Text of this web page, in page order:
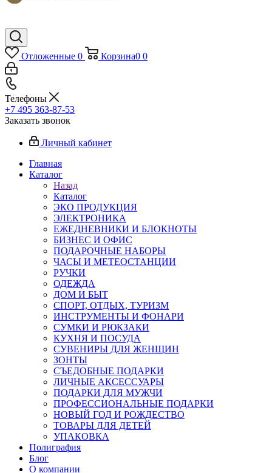
Отложенные 0 Корзина0 0
Телефоны
+7 495 363-87-53
Заказать звонок
Личный кабинет
Главная
Каталог
Назад
Каталог
ЭКО ПРОДУКЦИЯ
ЭЛЕКТРОНИКА
ЕЖЕДНЕВНИКИ И БЛОКНОТЫ
БИЗНЕС И ОФИС
ПОДАРОЧНЫЕ НАБОРЫ
ЧАСЫ И МЕТЕОСТАНЦИИ
РУЧКИ
ОДЕЖДА
ДОМ И БЫТ
СПОРТ, ОТДЫХ, ТУРИЗМ
ИНСТРУМЕНТЫ И ФОНАРИ
СУМКИ И РЮКЗАКИ
КУХНЯ И ПОСУДА
СУВЕНИРЫ ДЛЯ ЖЕНЩИН
ЗОНТЫ
СЪЕДОБНЫЕ ПОДАРКИ
ЛИЧНЫЕ АКСЕССУАРЫ
ПОДАРКИ ДЛЯ МУЖЧИ
ПРОФЕССИОНАЛЬНЫЕ ПОДАРКИ
НОВЫЙ ГОД И РОЖДЕСТВО
ТОВАРЫ ДЛЯ ДЕТЕЙ
УПАКОВКА
Полиграфия
Блог
О компании